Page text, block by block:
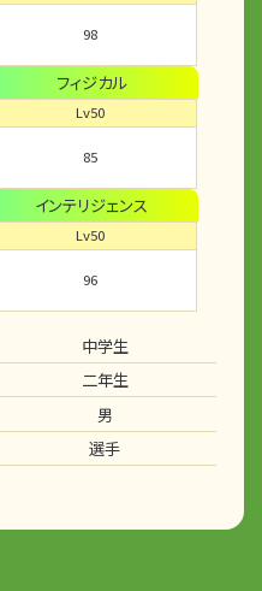
98
フィジカル
Lv50
85
インテリジェンス
Lv50
96
中学生
二年生
男
選手